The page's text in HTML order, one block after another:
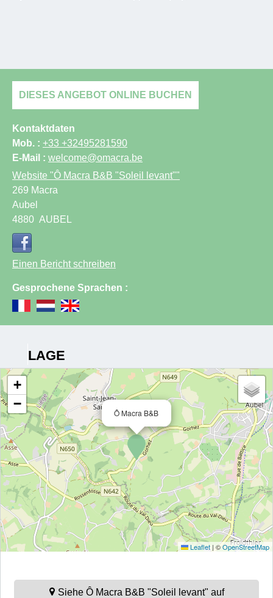
DIESES ANGEBOT ONLINE BUCHEN
Kontaktdaten
Mob. : +33 +32495281590
E-Mail : welcome@omacra.be
Website "Ô Macra B&B "Soleil levant""
269 Macra
Aubel
4880 AUBEL
Einen Bericht schreiben
Gesprochene Sprachen :
LAGE
Ô Macra B&B
+
−
Leaflet |©OpenStreetMap
Siehe Ô Macra B&B "Soleil levant" auf